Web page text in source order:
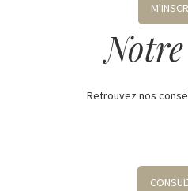
Retrouvez nos